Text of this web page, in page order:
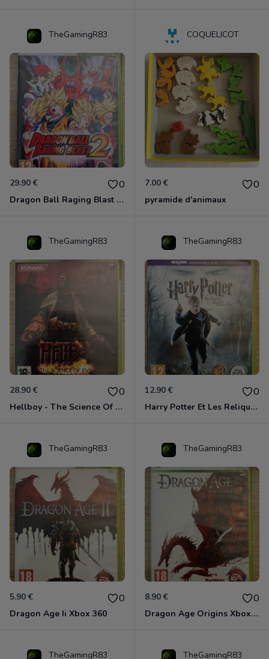
TheGamingR83
29.90 € 0
Dragon Ball Raging Blast 2 Xbox 360
COQUELICOT
7.00 € 0
pyramide d'animaux
TheGamingR83
28.90 € 0
Hellboy - The Science Of Evil Xbox 360
TheGamingR83
12.90 € 0
Harry Potter Et Les Reliques De La Mort - 1ère Partie Xbox 360
TheGamingR83
5.90 € 0
Dragon Age Ii Xbox 360
TheGamingR83
8.90 € 0
Dragon Age Origins Xbox 360
TheGamingR83 TheGamingR83